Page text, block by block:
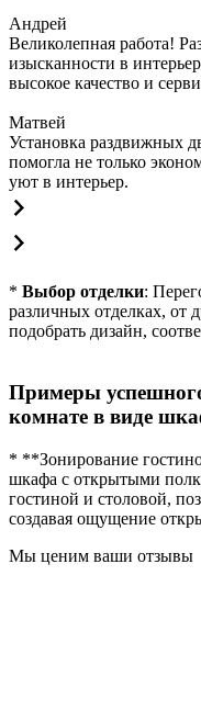
Андрей
Великолепная работа!
изысканности в
высокое качество и
Матвей
Установка раздвижных
помогла не только
уют в интерьер.
* Выбор отделки:
различных отделках, от
подобрать дизайн,
Примеры
комнате в виде
* **Зонирование
шкафа с открытыми
гостиной и столовой,
создавая ощущение
Мы ценим ваши отзывы